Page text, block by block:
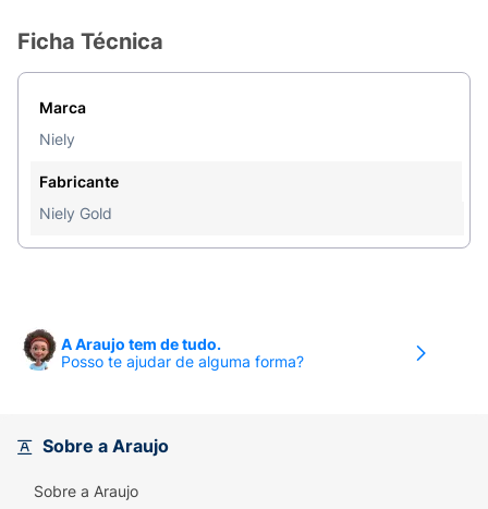
visíveis já na primeira aplicação. Basta aplicar e
deixar agir, permitindo que os ativos penetrem
profundamente nos fios, resultando em cabelos
saudáveis, soltos e com aparência revitalizada.
Liberte-se do ressecamento e do frizz e descubra
Máscara Niely Gold Reconstrução Potente.
Experimente e sinta a diferença!
Ficha Técnica
Marca
Niely
Fabricante
Niely Gold
A Araujo tem de tudo.
Posso te ajudar de alguma forma?
Sobre a Araujo
Sobre a Araujo